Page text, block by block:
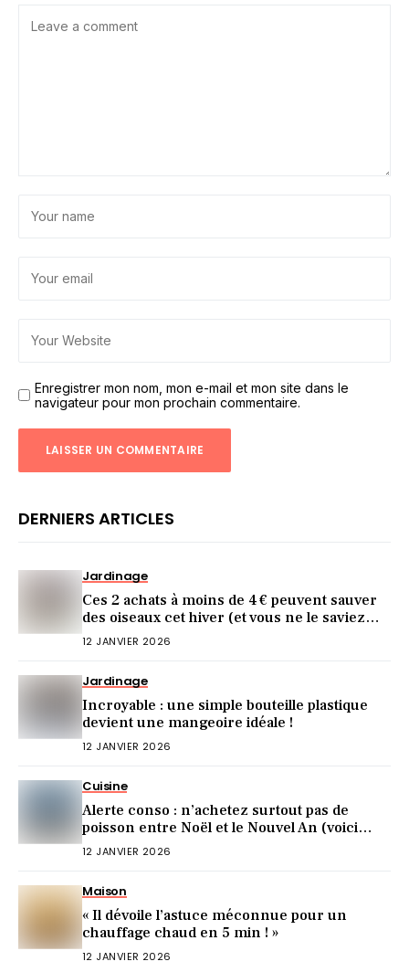
Enregistrer mon nom, mon e-mail et mon site dans le
navigateur pour mon prochain commentaire.
DERNIERS ARTICLES
Jardinage
Ces 2 achats à moins de 4 € peuvent sauver
des oiseaux cet hiver (et vous ne le saviez
pas)
12 JANVIER 2026
Jardinage
Incroyable : une simple bouteille plastique
devient une mangeoire idéale !
12 JANVIER 2026
Cuisine
Alerte conso : n’achetez surtout pas de
poisson entre Noël et le Nouvel An (voici
pourquoi)
12 JANVIER 2026
Maison
« Il dévoile l’astuce méconnue pour un
chauffage chaud en 5 min ! »
12 JANVIER 2026